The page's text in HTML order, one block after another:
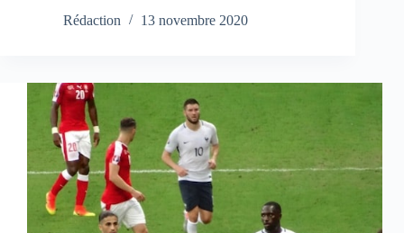
Rédaction
13 novembre 2020